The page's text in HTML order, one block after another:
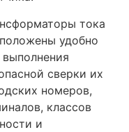
тока
удобно
выполнения
сверки их
номеров,
классов
и